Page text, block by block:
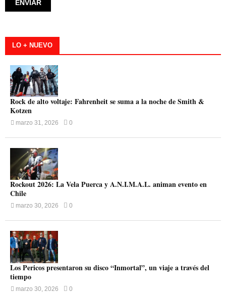
LO + NUEVO
Rock de alto voltaje: Fahrenheit se suma a la noche de Smith &
Kotzen
marzo 31, 2026 0
Rockout 2026: La Vela Puerca y A.N.I.M.A.L. animan evento en
Chile
marzo 30, 2026 0
Los Pericos presentaron su disco “Inmortal”, un viaje a través del
tiempo
marzo 30, 2026 0